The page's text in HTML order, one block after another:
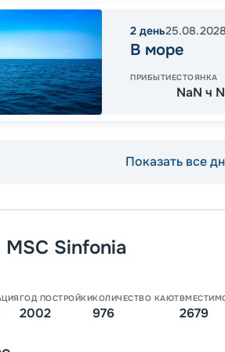
2 день25.08.2028
В море
ПРИБЫТИЕСТОЯНКА
NaN ч
Показать все
MSC Sinfonia
ГОД ПОСТРОЙКИ
2002
КОЛИЧЕСТВО КАЮТ
976 2679